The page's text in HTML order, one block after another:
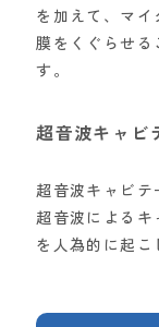
を加えて、マ
膜をくぐらせ
す。
超音波キャビ
超音波キャビ
超音波による
を人為的に起こ